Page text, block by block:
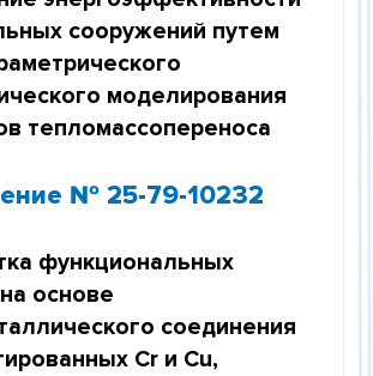
РОССИЙСКОГО
НАУЧНО-
ПРОГРАММЕ РАЗВИТИЯ
ТЕХНОЛОГИЙ НА 2019–2027
МИНОБРНАУКИ
И ДВУСТОРОННЕГО
ДЕЯТЕЛЬНОСТИ
сооружений путем
моделирования
тепломассопереноса
№ 25-79-10232
функциональных
основе
соединения
Cr и Cu,